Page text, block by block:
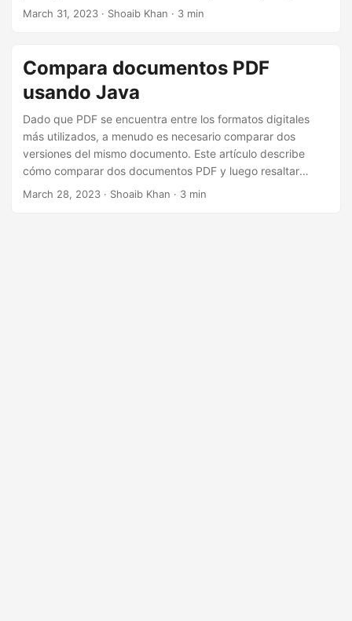
con contraseña? Este artículo explora cómo comparar dos
March 31, 2023 · Shoaib Khan · 3 min
Compara documentos PDF
usando Java
Dado que PDF se encuentra entre los formatos digitales
más utilizados, a menudo es necesario comparar dos
versiones del mismo documento. Este artículo describe
cómo comparar dos documentos PDF y luego resaltar
cualquier diferencia usando Java. Además, cubriremos
March 28, 2023 · Shoaib Khan · 3 min